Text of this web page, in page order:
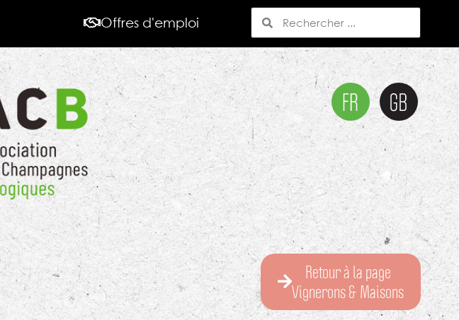
Offres d'emploi
Retour à la page
Vignerons & Maisons